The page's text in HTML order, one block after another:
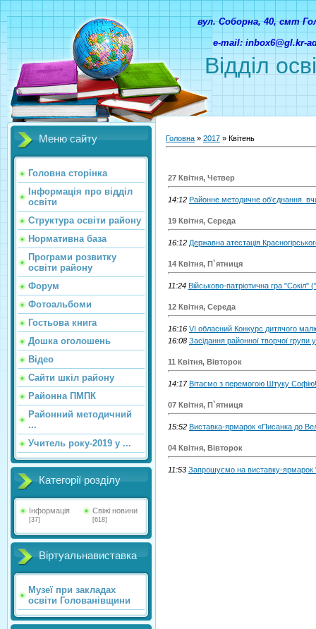
Відділ
вул. Соборна, 40, смт
e-mail: inbox6@gl.kr-
Меню сайту
Головна сторінка
Інформація про відділ
освіти
Структура освіти району
Нормативна база
Програми розвитку
освіти району
Форум
Фотоальбоми
Гостьова книга
Дошка оголошень
Відео
Сайти шкіл району
Районна ПМПК
Районний методичний
...
Учитель року-2019 у ...
Категорії розділу
Інформація
[37]
Свіжі новини
[618]
Віртуальнавиставка
Музеї при закладах
освіти Голованівщини
Головна » 2017 » Квітень
27 Квітня, Четвер
14:12 Районне методичне об’єднання
19 Квітня, Середа
16:12 Державна атестація
14 Квітня, П`ятниця
11:24 Військово-патріотична гра "Сокіл"
12 Квітня, Середа
16:16 VI обласний Конкурс дитячого
16:08 Засідання районної творчої групи
11 Квітня, Вівторок
14:17 Вітаємо з перемогою Штуку Софію!
07 Квітня, П`ятниця
15:52 Виставка-ярмарок «Писанка до
04 Квітня, Вівторок
11:53 Запрошуємо на виставку-ярмарок